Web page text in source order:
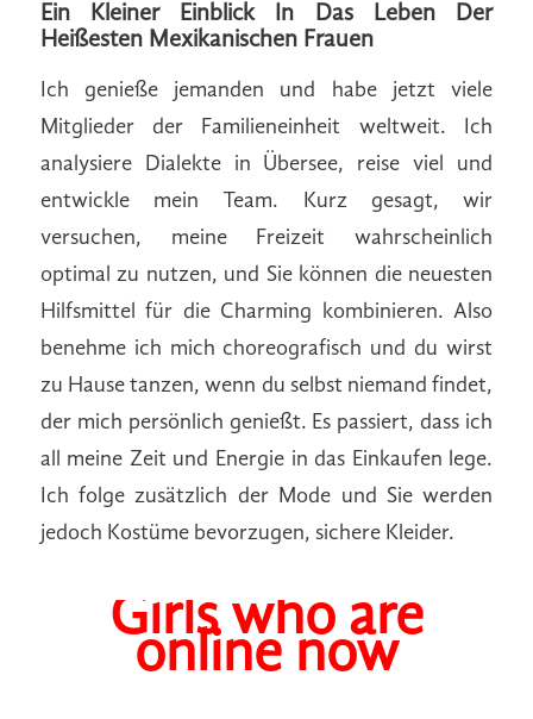
Ein Kleiner Einblick In Das Leben Der
Heißesten Mexikanischen Frauen
Ich genieße jemanden und habe jetzt viele
Mitglieder der Familieneinheit weltweit. Ich
analysiere Dialekte in Übersee, reise viel und
entwickle mein Team. Kurz gesagt, wir
versuchen, meine Freizeit wahrscheinlich
optimal zu nutzen, und Sie können die neuesten
Hilfsmittel für die Charming kombinieren. Also
benehme ich mich choreografisch und du wirst
zu Hause tanzen, wenn du selbst niemand findet,
der mich persönlich genießt. Es passiert, dass ich
all meine Zeit und Energie in das Einkaufen lege.
Ich folge zusätzlich der Mode und Sie werden
jedoch Kostüme bevorzugen, sichere Kleider.
Girls who are
online now